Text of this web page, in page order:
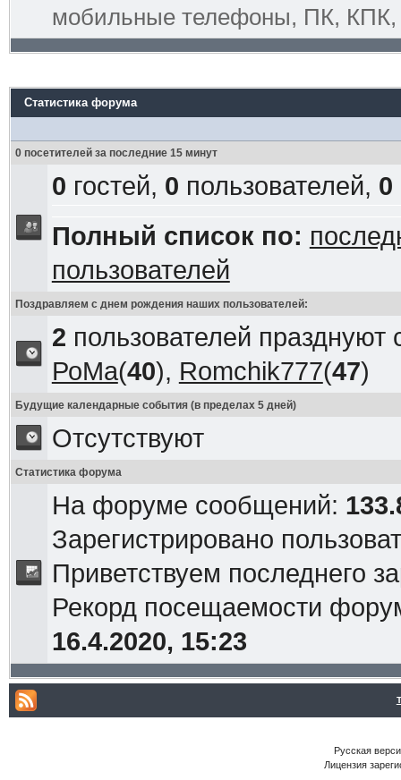
мобильные телефоны, ПК, КПК,
Статистика форума
0 посетителей за последние 15 минут
0 гостей, 0 пользователей, 0
Полный список по:
пользователей
Поздравляем с днем рождения наших пользователей:
2 пользователей
РоМа(40), Romchik777(47)
Будущие календарные события (в пределах 5 дней)
Отсутствуют
Статистика форума
На форуме сообщений:
Зарегистрировано
Приветствуем последнего
Рекорд посещаемости
16.4.2020, 15:23
Русская
Лицензия